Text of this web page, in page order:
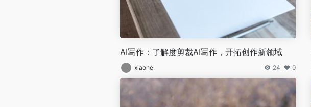
AI写作：了解度剪裁AI写作，开拓创作新领域
xiaohe 24 0